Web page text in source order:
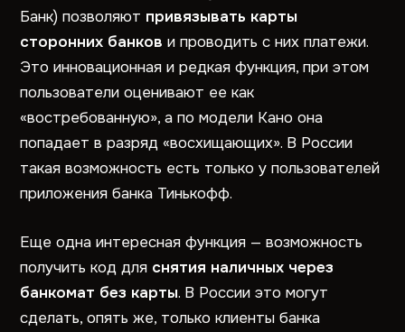
Банк) позволяют привязывать карты
сторонних банков и проводить с них платежи.
Это инновационная и редкая функция, при этом
пользователи оценивают ее как
«востребованную», а по модели Кано она
попадает в разряд «восхищающих». В России
такая возможность есть только у пользователей
приложения банка Тинькофф.
Еще одна интересная функция — возможность
получить код для снятия наличных через
банкомат без карты. В России это могут
сделать, опять же, только клиенты банка